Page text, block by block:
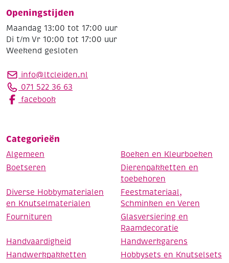
Openingstijden
Maandag 13:00 tot 17:00 uur
Di t/m Vr 10:00 tot 17:00 uur
Weekend gesloten
info@ltcleiden.nl
071 522 36 63
facebook
Categorieën
Algemeen
Boeken en Kleurboeken
Boetseren
Dierenpakketten en
toebehoren
Diverse Hobbymaterialen
en Knutselmaterialen
Feestmateriaal,
Schminken en Veren
Fournituren
Glasversiering en
Raamdecoratie
Handvaardigheid
Handwerkgarens
Handwerkpakketten
Hobbysets en Knutselsets